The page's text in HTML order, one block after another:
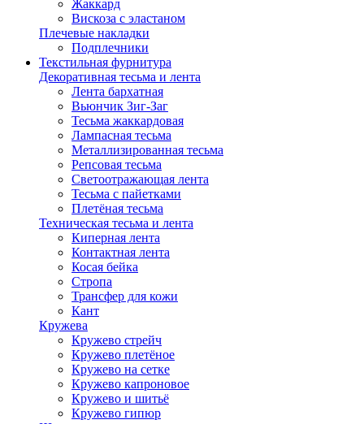
Жаккард
Вискоза с эластаном
Плечевые накладки
Подплечники
Текстильная фурнитура
Декоративная тесьма и лента
Лента бархатная
Вьюнчик Зиг-Заг
Тесьма жаккардовая
Лампасная тесьма
Металлизированная тесьма
Репсовая тесьма
Светоотражающая лента
Тесьма с пайетками
Плетёная тесьма
Техническая тесьма и лента
Киперная лента
Контактная лента
Косая бейка
Стропа
Трансфер для кожи
Кант
Кружева
Кружево стрейч
Кружево плетёное
Кружево на сетке
Кружево капроновое
Кружево и шитьё
Кружево гипюр